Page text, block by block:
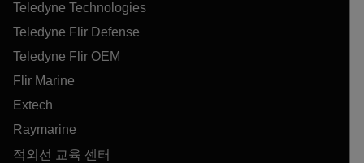
Teledyne Technologies
Teledyne Flir Defense
Teledyne Flir OEM
Flir Marine
Extech
Raymarine
적외선 교육 센터